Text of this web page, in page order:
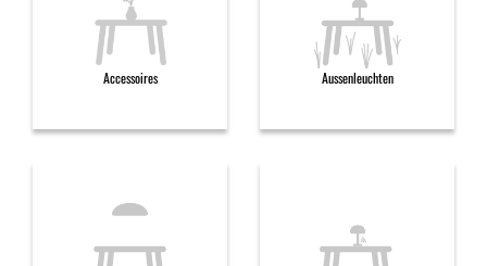
Accessoires Aussenleuchten